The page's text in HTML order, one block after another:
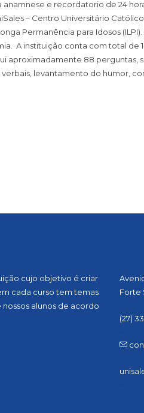
e recordatorio de 24
– Centro Universitário
Permanência para Idosos
A instituição conta com total de
88 perguntas,
levantamento do humor,
cujo objetivo é criar
cada curso tem temas
alunos de acordo
Forte
(27)